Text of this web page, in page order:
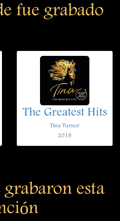
fue grabado
The Greatest Hits
Tina Turner
2018
esta